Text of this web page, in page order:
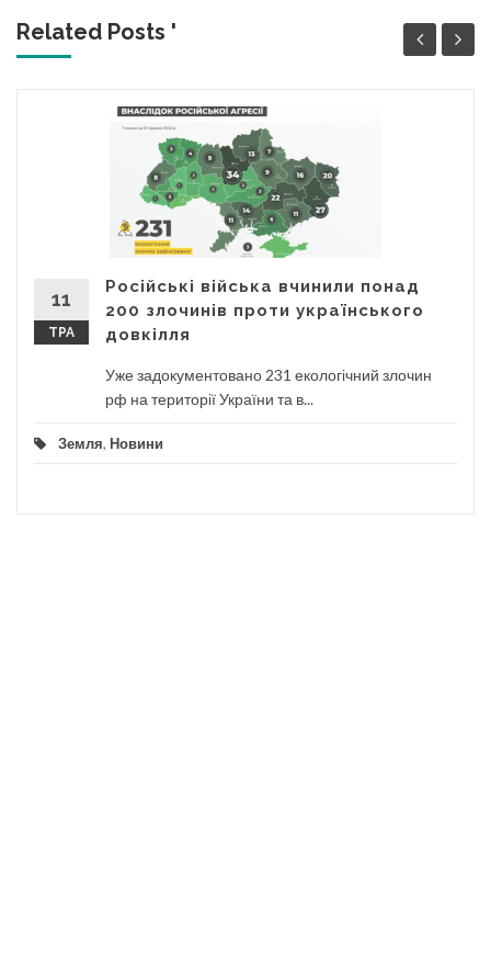
Related Posts '
11
ТРА
Російські війська вчинили понад
200 злочинів проти українського
довкілля
Уже задокументовано 231 екологічний злочин
рф на території України та в...
Земля, Новини